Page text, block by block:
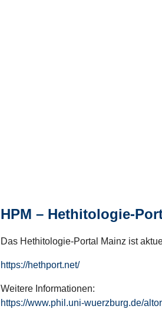
HPM – Hethitologie-
Das Hethitologie-Portal Mainz ist
https://hethport.net/
Weitere Informationen:
https://www.phil.uni-wuerzburg.de/